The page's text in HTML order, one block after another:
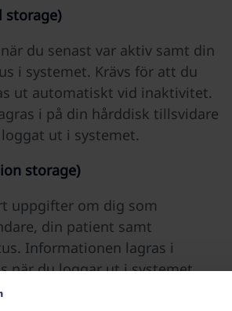
storage)
du senast var aktiv samt din
i systemet. Krävs för att du
ut automatiskt vid inaktivitet.
i på din hårddisk tillsvidare
ut i systemet.
storage)
uppgifter om dig som
din patient samt
Informationen lagras i
när du loggar ut i systemet